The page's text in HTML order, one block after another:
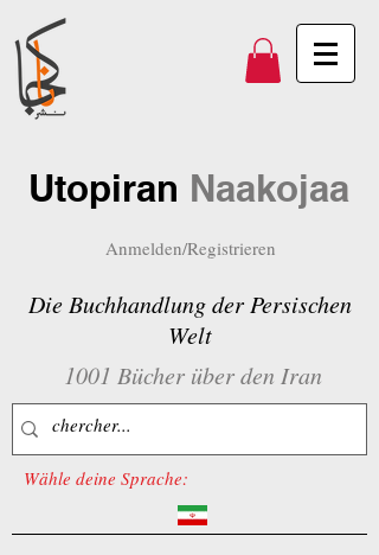
Utopiran Naakojaa
Anmelden/Registrieren
Die Buchhandlung der Persischen
Welt
1001 Bücher über den Iran
Wähle deine Sprache: